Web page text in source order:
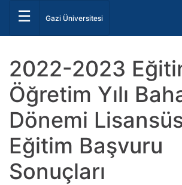
☰ Gazi Üniversitesi
2022-2023
Öğretim Yılı
Dönemi
Eğitim Başvuru
Sonuçları